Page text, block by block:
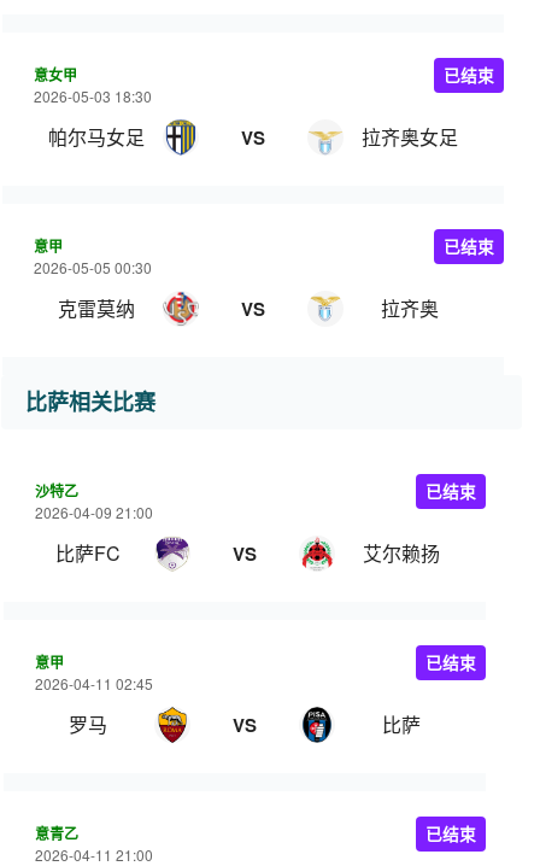
意女甲
2026-05-03 18:30
帕尔马女足 VS 拉齐奥女足
已结束
意甲
2026-05-05 00:30
克雷莫纳 VS 拉齐奥
已结束
比萨相关比赛
沙特乙
2026-04-09 21:00
比萨FC VS 艾尔赖扬
已结束
意甲
2026-04-11 02:45
罗马 VS 比萨
已结束
意青乙
2026-04-11 21:00
已结束